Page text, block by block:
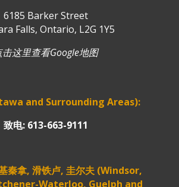
6185 Barker Street
Falls, Ontario, L2G 1Y5
击这里查看Google地图
and Surrounding Areas):
致电: 613-663-9111
秦拿, 滑铁卢, 圭尔夫 (Windsor,
Waterloo, Guelph and